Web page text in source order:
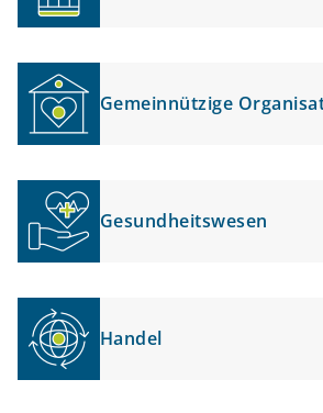
Gemeinnützige
Gesundheitswesen
Handel